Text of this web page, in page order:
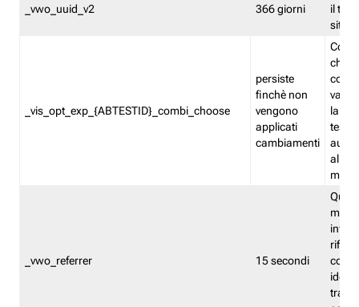
_vwo_uuid_v2 366 giorni
il
sito
_vis_opt_exp_{ABTESTID}_combi_choose
persiste
finchè non
vengono
applicati
cambiamenti
che
la
test.
_vwo_referrer 15 secondi